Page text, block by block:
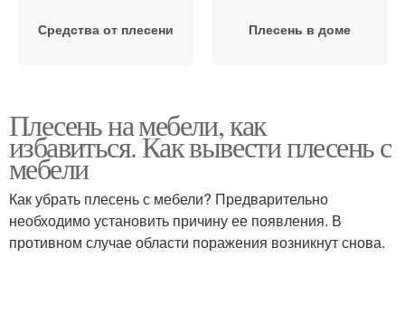
Средства от плесени Плесень в доме
Плесень на мебели, как
избавиться. Как вывести плесень с
мебели
Как убрать плесень с мебели? Предварительно
необходимо установить причину ее появления. В
противном случае области поражения возникнут снова.